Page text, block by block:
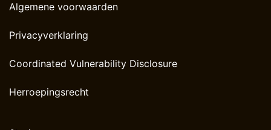
Algemene voorwaarden
Privacyverklaring
Coordinated Vulnerability Disclosure
Herroepingsrecht